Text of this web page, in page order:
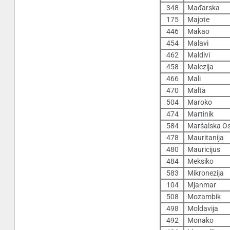
348
Mađarska
175
Majote
446
Makao
454
Malavi
462
Maldivi
458
Malezija
466
Mali
470
Malta
504
Maroko
474
Martinik
584
Maršalska
478
Mauritanija
480
Mauricijus
484
Meksiko
583
Mikronezija
104
Mjanmar
508
Mozambik
498
Moldavija
492
Monako